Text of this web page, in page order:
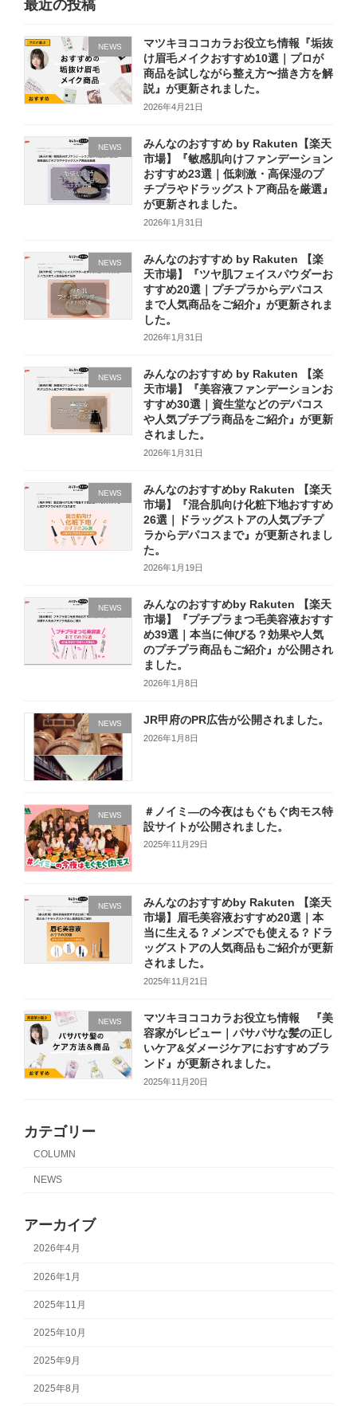
最近の投稿
NEWS
マツキヨココカラお役立ち情報『垢抜
け眉毛メイクおすすめ10選｜プロが
商品を試しながら整え方〜描き方を解
説』が更新されました。
2026年4月21日
NEWS
みんなのおすすめ by Rakuten【楽天
市場】『敏感肌向けファンデーション
おすすめ23選｜低刺激・高保湿のプ
チプラやドラッグストア商品を厳選』
が更新されました。
2026年1月31日
NEWS
みんなのおすすめ by Rakuten 【楽
天市場】『ツヤ肌フェイスパウダーお
すすめ20選｜プチプラからデパコス
まで人気商品をご紹介』が更新されま
した。
2026年1月31日
NEWS
みんなのおすすめ by Rakuten 【楽
天市場】『美容液ファンデーションお
すすめ30選｜資生堂などのデパコス
や人気プチプラ商品をご紹介』が更新
されました。
2026年1月31日
NEWS
みんなのおすすめby Rakuten 【楽天
市場】『混合肌向け化粧下地おすすめ
26選｜ドラッグストアの人気プチプ
ラからデパコスまで』が更新されまし
た。
2026年1月19日
NEWS
みんなのおすすめby Rakuten 【楽天
市場】『プチプラまつ毛美容液おすす
め39選｜本当に伸びる？効果や人気
のプチプラ商品もご紹介』が公開され
ました。
2026年1月8日
NEWS JR甲府のPR広告が公開されました。
2026年1月8日
NEWS
＃ノイミ―の今夜はもぐもぐ肉モス特
設サイトが公開されました。
2025年11月29日
NEWS
みんなのおすすめby Rakuten 【楽天
市場】眉毛美容液おすすめ20選｜本
当に生える？メンズでも使える？ドラ
ッグストアの人気商品もご紹介が更新
されました。
2025年11月21日
NEWS
マツキヨココカラお役立ち情報 『美
容家がレビュー｜パサパサな髪の正し
いケア&ダメージケアにおすすめブラ
ンド』が更新されました。
2025年11月20日
カテゴリー
COLUMN
NEWS
アーカイブ
2026年4月
2026年1月
2025年11月
2025年10月
2025年9月
2025年8月